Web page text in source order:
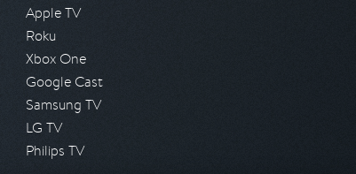
Apple TV
Roku
Xbox One
Google Cast
Samsung TV
LG TV
Philips TV